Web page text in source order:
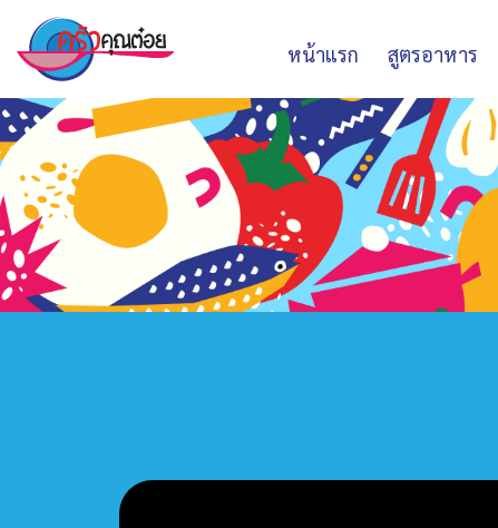
หน้าแรก สูตรอาหาร